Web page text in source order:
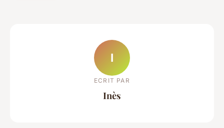
I
ECRIT PAR
Inès